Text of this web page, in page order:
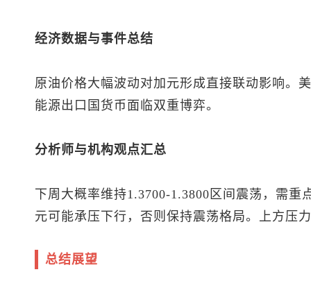
经济数据与事件总结
原油价格大幅波动对加元形成直接联动影响。
能源出口国货币面临双重博弈。
分析师与机构观点汇总
下周大概率维持1.3700-1.3800区间震荡，需
元可能承压下行，否则保持震荡格局。上方压
总结展望